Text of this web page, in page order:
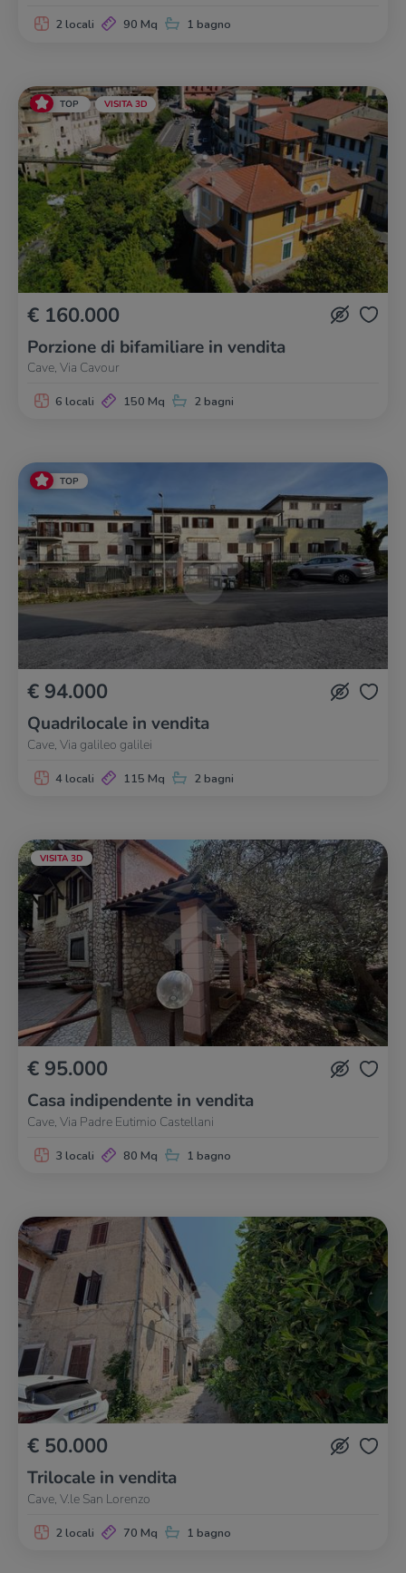
2 locali 90 Mq 1 bagno
TOP VISITA 3D
€ 160.000
Porzione di bifamiliare in vendita
Cave, Via Cavour
6 locali 150 Mq 2 bagni
TOP
€ 94.000
Quadrilocale in vendita
Cave, Via galileo galilei
4 locali 115 Mq 2 bagni
VISITA 3D
€ 95.000
Casa indipendente in vendita
Cave, Via Padre Eutimio Castellani
3 locali 80 Mq 1 bagno
€ 50.000
Trilocale in vendita
Cave, V.le San Lorenzo
2 locali 70 Mq 1 bagno